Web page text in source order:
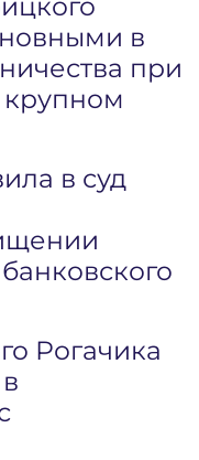
в
при
крупном
в суд
Рогачика